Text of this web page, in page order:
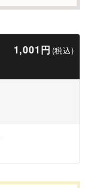
1,001円 (税込)